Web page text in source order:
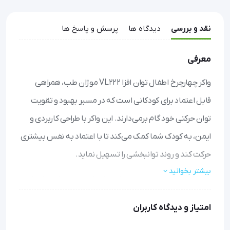
نقد و بررسی دیدگاه ها پرسش و پاسخ ها
معرفی
واکر چهارچرخ اطفال توان افزا VL222 موژان طب، همراهی
قابل اعتماد برای کودکانی است که در مسیر بهبود و تقویت
توان حرکتی خود گام برمی‌دارند. این واکر با طراحی کاربردی و
ایمن، به کودک شما کمک می‌کند تا با اعتماد به نفس بیشتری
حرکت کند و روند توانبخشی را تسهیل نماید.
جلوگیری می‌نماید.
بیشتر بخوانید
امتیاز و دیدگاه کاربران